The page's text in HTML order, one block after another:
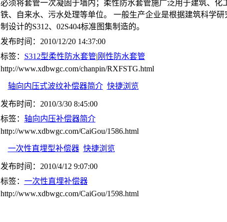
必须将套管一次凝固于墙内；柔性防水套管施广泛用于建筑、化
铁、自来水、污水处理等单位。 一般生产企业是根据建筑科学研
制设计的S312、02S404标准图集制造的。
发布时间：2010/12/20 14:37:00
标签： S312型柔性防水套管|刚性防水套管
http://www.xdbwgc.com/chanpin/RXFSTG.html
轴向内压式波纹补偿器简介 快捷浏览
发布时间：2010/3/30 8:45:00
标签： 轴向内压补偿器简介
http://www.xdbwgc.com/CaiGou/1586.html
一次性直埋型补偿器 快捷浏览
发布时间：2010/4/12 9:07:00
标签： 一次性直埋补偿器
http://www.xdbwgc.com/CaiGou/1598.html